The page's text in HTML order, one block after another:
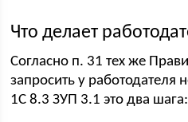
Что делает
Согласно п. 31 тех же
запросить у
1С 8.3 ЗУП 3.1 это два шага: